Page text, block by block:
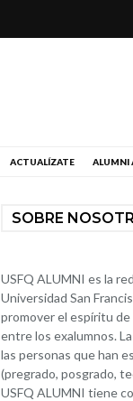
ACTUALÍZATE ALUMNI
SOBRE
USFQ ALUMNI es la
Universidad San
promover el espíritu
entre los exalumnos.
las personas que han
(pregrado, posgrado,
USFQ ALUMNI tiene